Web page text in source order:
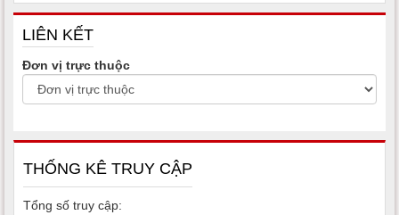
LIÊN KẾT
Đơn vị trực thuộc
THỐNG KÊ TRUY CẬP
Tổng số truy cập: